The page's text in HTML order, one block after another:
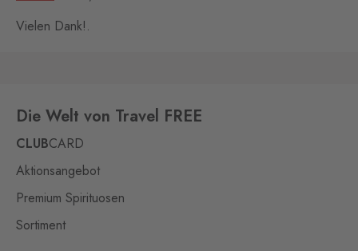
Vielen Dank!.
Die Welt von Travel FREE
CLUBCARD
Aktionsangebot
Premium Spirituosen
Sortiment